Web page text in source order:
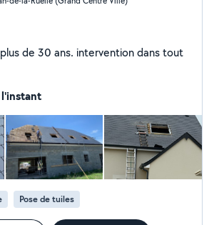
de 30 ans. intervention dans tout
Pose de tuiles